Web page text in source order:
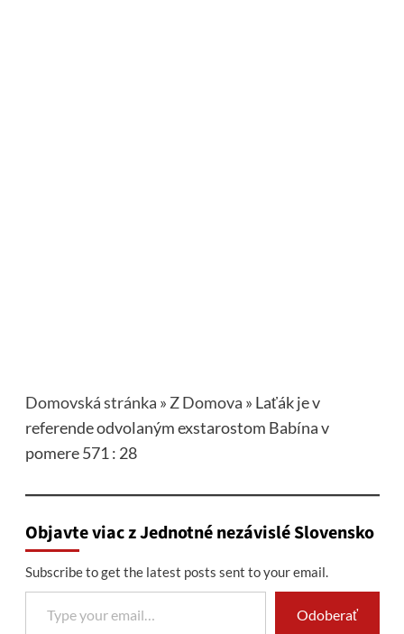
Domovská stránka » Z Domova » Laťák je v
referende odvolaným exstarostom Babína v
pomere 571 : 28
Objavte viac z Jednotné nezávislé Slovensko
Subscribe to get the latest posts sent to your email.
Type your email…
Odoberať